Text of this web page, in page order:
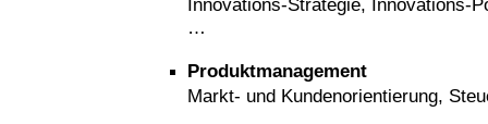
Produktmanagement
Markt- und Kundenorientierung,